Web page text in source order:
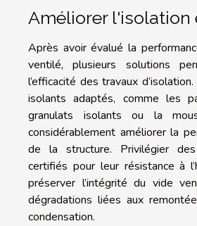
Améliorer l'isolation
Après avoir évalué la
ventilé, plusieurs solutions
l’efficacité des travaux
isolants adaptés, comme les
granulats isolants ou la
considérablement améliorer la
de la structure. Privilégier
certifiés pour leur résistance à
préserver l’intégrité du vide
dégradations liées aux
condensation.